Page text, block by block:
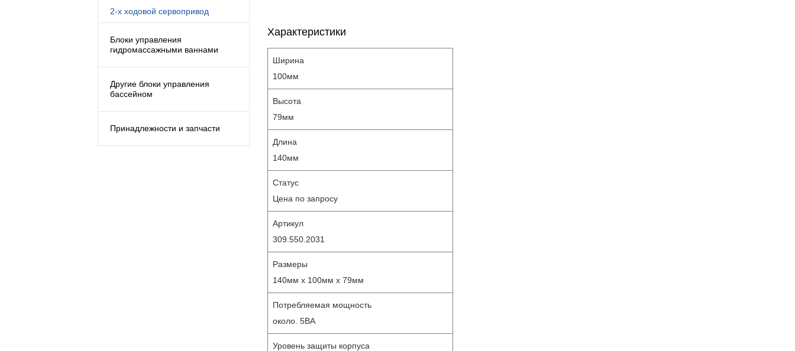
2-х ходовой сервопривод
Блоки управления
гидромассажными ваннами
Другие блоки управления
бассейном
Принадлежности и запчасти
Характеристики
Ширина
100мм
Высота
79мм
Длина
140мм
Статус
Цена по запросу
Артикул
309.550.2031
Размеры
140мм x 100мм x 79мм
Потребляемая мощность
около. 5ВА
Уровень защиты корпуса